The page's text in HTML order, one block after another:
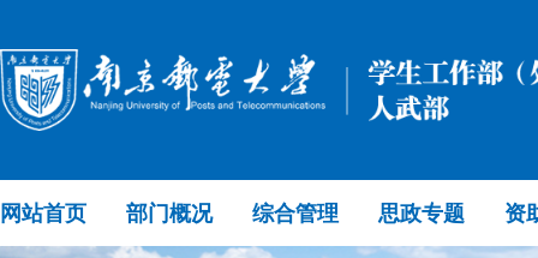
网站首页 部门概况 综合管理 思政专题 资